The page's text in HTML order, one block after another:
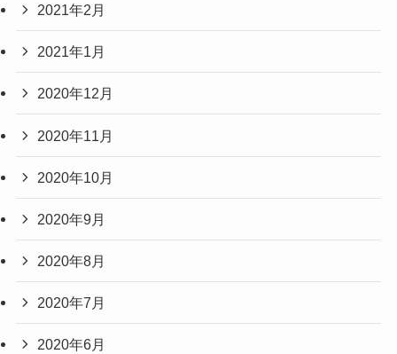
2021年2月
2021年1月
2020年12月
2020年11月
2020年10月
2020年9月
2020年8月
2020年7月
2020年6月